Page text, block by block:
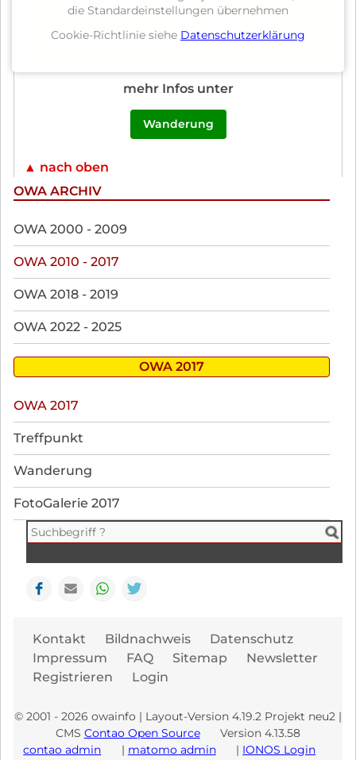
gesamte Streckenlänge20 km - davon
Rückweg ca. 2,5 km
mehr Infos unter
Wanderung
▲ nach oben
OWA ARCHIV
Navigation
OWA 2000 - 2009
OWA 2010 - 2017
OWA 2018 - 2019
OWA 2022 - 2025
OWA 2017
Navigation
OWA 2017
Treffpunkt
Wanderung
FotoGalerie 2017
Facebook
E-mail WhatsApp
Kontakt Bildnachweis
Datenschutz
Impressum
FAQ Sitemap
Newsletter
Registrieren
Login
© 2001 - 2026 owainfo | Layout-Version 4.19.2 Projekt neu2 |
CMS Contao Open Source
Version 4.13.58
contao admin
| matomo admin | IONOS Login
die Standardeinstellungen übernehmen
Cookie-Richtlinie siehe Datenschutzerklärung